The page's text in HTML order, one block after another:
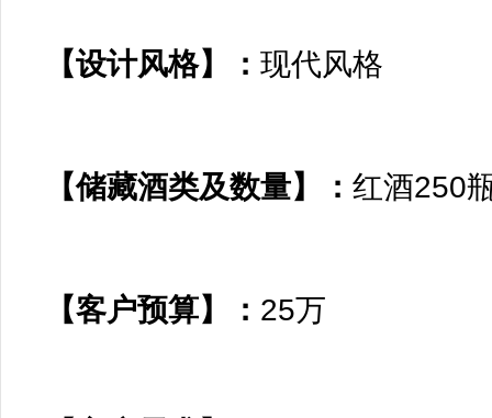
【设计风格】： 现代风格
【储藏酒类及数量】： 红酒250
【客户预算】： 25万